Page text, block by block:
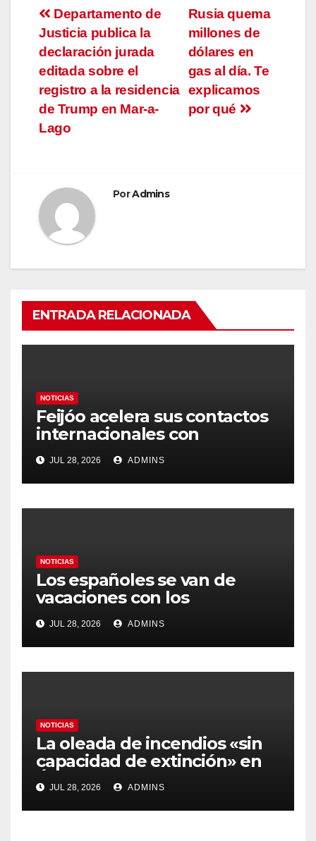
Navegación
de
entradas
Rusia quema
millones de
dólares en
gas al día. Te
explicamos
por qué
Departamento de
Justicia publica la
declaración jurada
editada sobre el
registro a la residencia
de Trump en Mar-a-
Lago
PorAdmins
ENTRADA RELACIONADA
NOTICIAS
Feijóo acelera sus contactos
internacionales con
Latinoamérica como socio
prioritario en su agenda de
gobierno
JUL 28, 2026 ADMINS
NOTICIAS
Los españoles se van de
vacaciones con los
carburantes hasta un 21%
más caros que el año pasado
y los hoteles disparados
JUL 28, 2026 ADMINS
NOTICIAS
La oleada de incendios «sin
capacidad de extinción» en
Ávila y al oeste de Madrid
obliga a declarar la
emergencia nacional
JUL 28, 2026 ADMINS